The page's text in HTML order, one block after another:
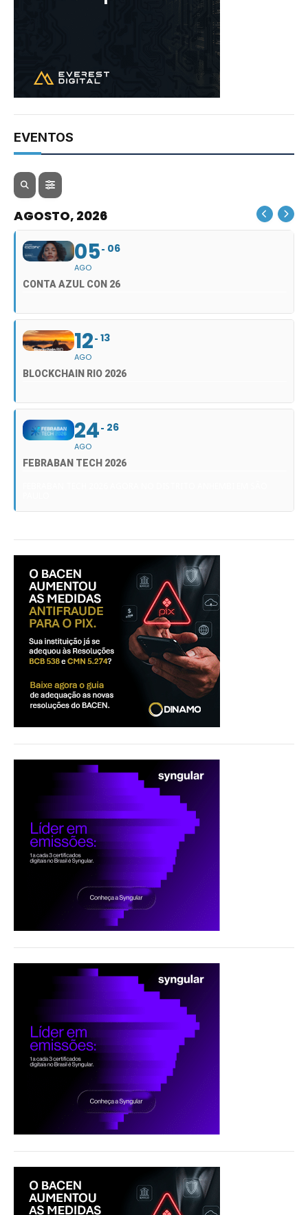
EVENTOS
AGOSTO, 2026
05
AGO
06
CONTA AZUL CON 26
12
AGO
13
BLOCKCHAIN RIO 2026
24
AGO
26
FEBRABAN TECH 2026